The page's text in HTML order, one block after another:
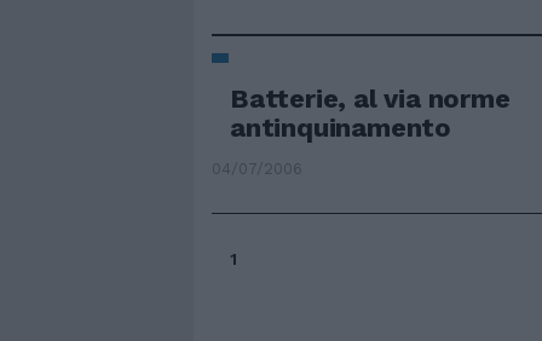
Batterie, al via norme
antinquinamento
04/07/2006
1